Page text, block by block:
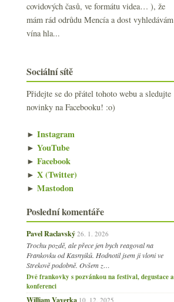
covidových časů, ve formátu videa… ), že
mám rád odrůdu Mencía a dost vyhledávám
vína hla...
Sociální sítě
Přidejte se do přátel tohoto webu a sledujte
novinky na Facebooku! :o)
► Instagram
► YouTube
► Facebook
► X (Twitter)
► Mastodon
Poslední komentáře
Pavel Raclavský 26. 1. 2026
Trochu pozdě, ale přece jen bych reagoval na
Frankovku od Kasnyiků. Hodnotil jsem ji vloni ve
Strekově podobně. Ovšem z…
Dvě frankovky s pozvánkou na festival, degustace a
konferenci
William Vaverka 10. 12. 2025